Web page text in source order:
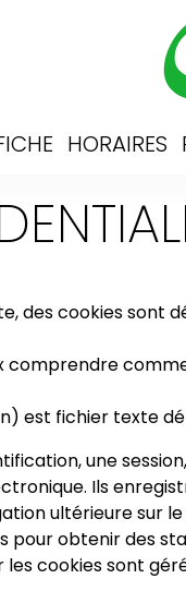
HORAIRES
des cookies
est fichier texte
une
Ils
ultérieure sur
pour obtenir des
cookies sont